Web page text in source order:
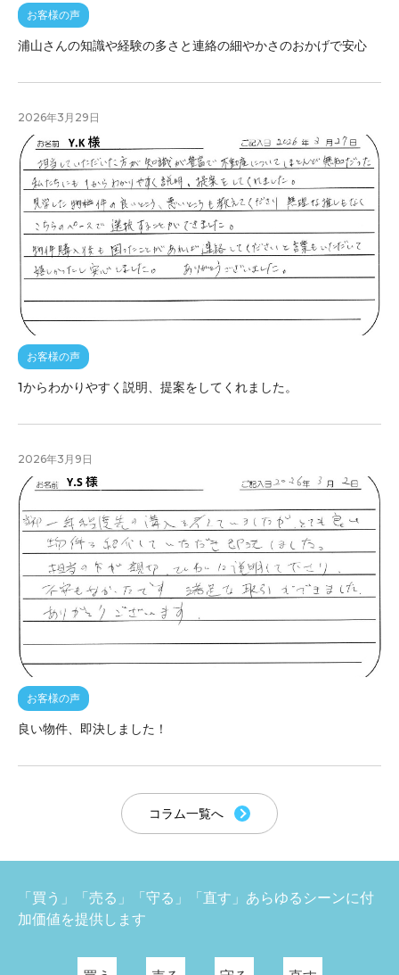
お客様の声
浦山さんの知識や経験の多さと連絡の細やかさのおかげで安心
2026年3月29日
お客様の声
1からわかりやすく説明、提案をしてくれました。
2026年3月9日
お客様の声
良い物件、即決しました！
コラム一覧へ
「買う」「売る」「守る」「直す」あらゆるシーンに付
加価値を提供します